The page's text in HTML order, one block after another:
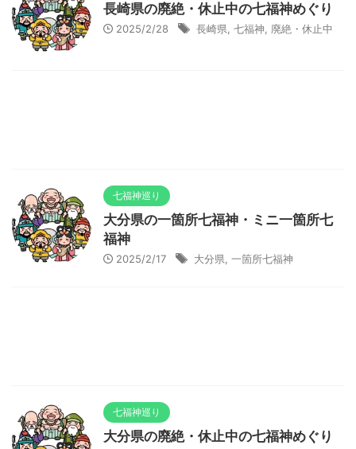
長崎県の廃絶・休止中の七福神めぐり
2025/2/28 長崎県 七福神 廃絶・休止中
七福神巡り
大分県の一箇所七福神・ミニ一箇所七
福神
2025/2/17 大分県 一箇所七福神
七福神巡り
大分県の廃絶・休止中の七福神めぐり